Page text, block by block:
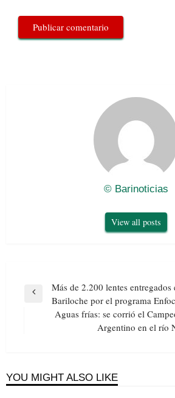
© Barinoticias
View all posts
Navegación
entradas
Previous
Más de 2.200 lentes entregados
Bariloche por el programa
Aguas frías: se corrió el
Argentino en el río
YOU MIGHT ALSO LIKE